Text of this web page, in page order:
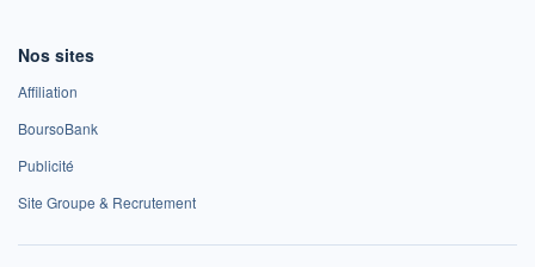
Nos sites
Affiliation
BoursoBank
Publicité
Site Groupe & Recrutement